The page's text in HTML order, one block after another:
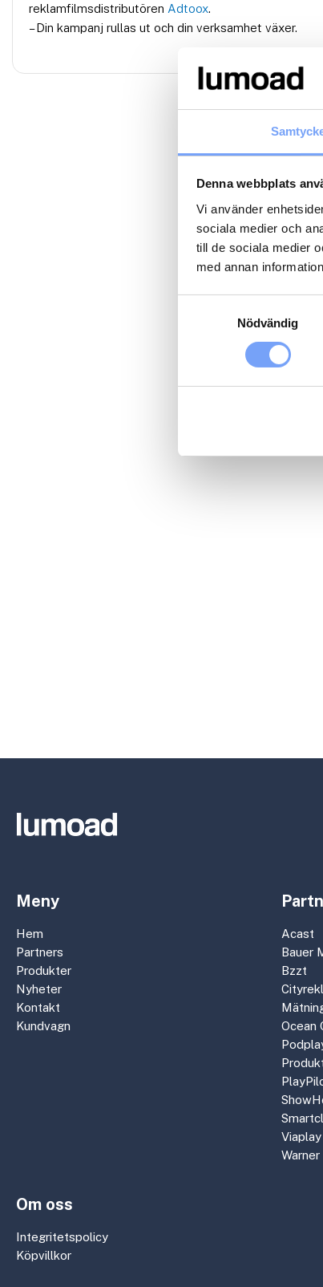
Denna webbplats
Vi använder
sociala medier och
till de sociala medier
med annan
Nödvändig
reklamfilmsdistributören Adtoox.
– Din kampanj rullas ut och din verksamhet växer.
Meny
Hem
Partners
Produkter
Nyheter
Kontakt
Kundvagn
Acast
Bauer
Bzzt
Ocean
Om oss
Integritetspolicy
Köpvillkor